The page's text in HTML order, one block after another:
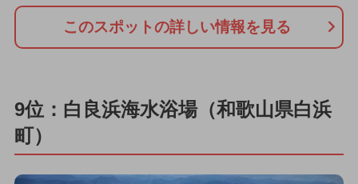
このスポットの詳しい情報を見る
9位：白良浜海水浴場（和歌山県白浜
町）